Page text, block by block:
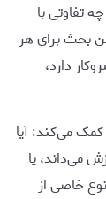
تفاوتی با
بحث برای هر
دارد،
می‌کند: آیا
می‌داند، یا
خاصی از